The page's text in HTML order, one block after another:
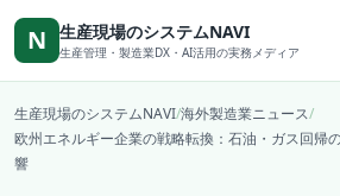
本文へ移動
N 生産現場のシステムNAVI
生産管理・製造業DX・AI活用の実務メディア
生産現場のシステムNAVI/海外製造業ニュース/
欧州エネルギー企業の戦略転換：石油・ガス回帰
響